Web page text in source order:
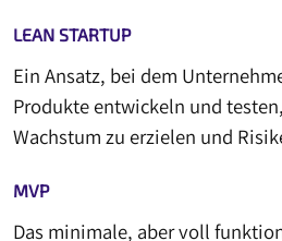
LEAN STARTUP
Ein Ansatz, bei dem
Produkte entwickeln und
Wachstum zu erzielen und
MVP
Das minimale, aber voll